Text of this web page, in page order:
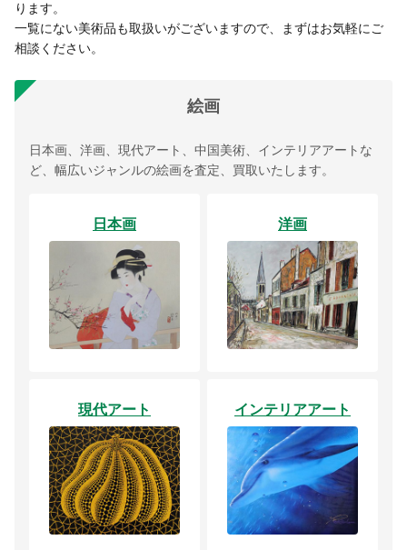
ります。
一覧にない美術品も取扱いがございますので、まずはお気軽にご
相談ください。
絵画
日本画、洋画、現代アート、中国美術、インテリアアートな
ど、幅広いジャンルの絵画を査定、買取いたします。
日本画 洋画
現代アート インテリアアート